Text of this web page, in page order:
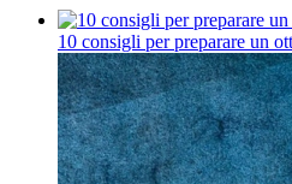
10 consigli per preparare un